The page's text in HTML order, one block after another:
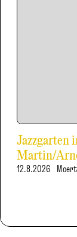
Jazzgarten
Martin/
12.8.2026